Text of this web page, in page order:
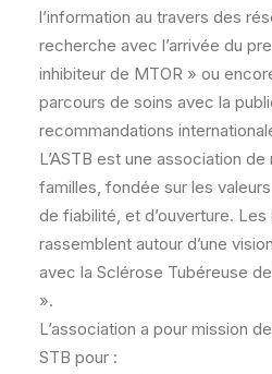
l’information au travers des
recherche avec l’arrivée du
inhibiteur de MTOR » ou
parcours de soins avec la
recommandations
L’ASTB est une association
familles, fondée sur les
de fiabilité, et d’ouverture.
rassemblent autour d’une
avec la Sclérose Tubéreuse
».
L’association a pour mission
STB pour :